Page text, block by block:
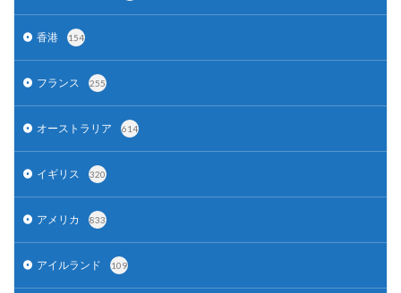
香港 154
フランス 255
オーストラリア 614
イギリス 320
アメリカ 833
アイルランド 109